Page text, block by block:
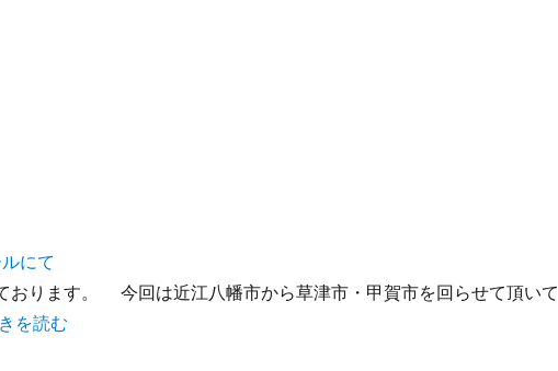
にて
おります。 今回は近江八幡市から草津市・甲賀市を回らせて頂いて
を読む